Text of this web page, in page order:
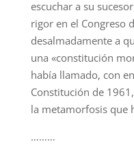
escuchar a su
rigor en el Congreso
desalmadamente a
una «constitución
había llamado, con
Constitución de
la metamorfosis que
………